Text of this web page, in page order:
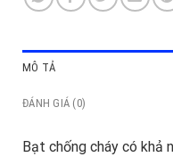
MÔ TẢ
ĐÁNH GIÁ (0)
Bạt chống cháy có khả